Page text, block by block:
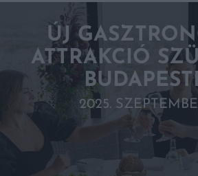
ÚJ
ATTRAKCIÓ
2025.